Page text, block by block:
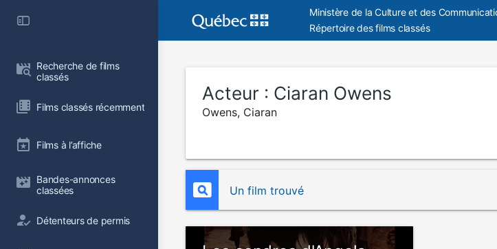
Recherche de films
classés
Films classés récemment
Films à l’affiche
Bandes-annonces
classées
Détenteurs de permis
Ministère de la Culture et des
Répertoire des films classés
Acteur : Ciaran Owens
Owens, Ciaran
Un film trouvé